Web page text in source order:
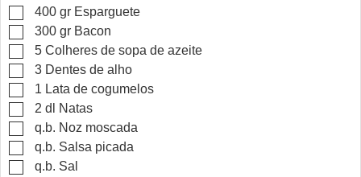
▢
400 gr Esparguete
▢
300 gr Bacon
▢
5 Colheres de sopa de azeite
▢
3 Dentes de alho
▢
1 Lata de cogumelos
▢
2 dl
Natas
▢
q.b. Noz moscada
▢
q.b. Salsa picada
▢
q.b. Sal